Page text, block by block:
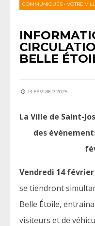
COMMUNIQUÉS • VOTRE
BELLE
13 FÉVRIER 2025
La Ville de Saint-
des
Vendredi 14 février
se tiendront
Belle Étoile,
visiteurs et de